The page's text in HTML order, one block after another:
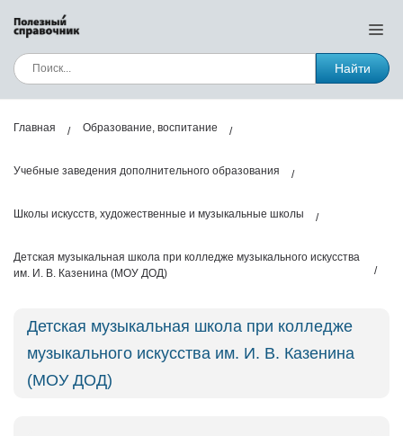
Найти
Главная Образование, воспитание
Учебные заведения дополнительного образования
Школы искусств, художественные и музыкальные школы
Детская музыкальная школа при колледже музыкального искусства
им. И. В. Казенина (МОУ ДОД)
Детская музыкальная школа при колледже
музыкального искусства им. И. В. Казенина
(МОУ ДОД)